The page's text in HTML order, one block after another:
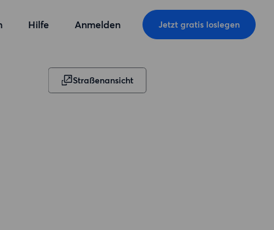
Hilfe Anmelden Jetzt gratis loslegen
Straßenansicht